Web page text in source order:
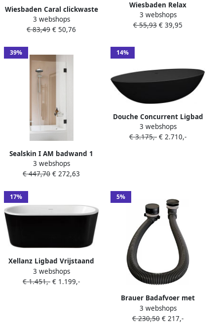
Wiesbaden Caral clickwaste
afvoerplug vrijstaand bad 1
2" mat zwart 21.6007
3 webshops
€ 83,49 € 50,76
Wiesbaden Relax
hoofdkussen voor ligbaden
zwart 21.3700
3 webshops
€ 55,93 € 39,95
39%
Sealskin I AM badwand 1
delig 750 breed 1600 hoog
Mat zwart helder glas met
3 webshops
€ 447,70 € 272,63
14%
Douche Concurrent Ligbad
Vrijstaand Solid Ovaal
85x180x52cm Solid Surface
3 webshops
€ 3.175,- € 2.710,-
17%
Xellanz Ligbad Vrijstaand
Nero Ovaal 80x178x55cm
Glasvezelversterkt
3 webshops
€ 1.451,- € 1.199,-
5%
Brauer Badafvoer met
Overloop Badvulcombinatie
Black Edition Geborsteld
3 webshops
€ 230,50 € 217,-